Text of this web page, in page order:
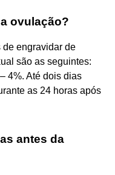
ovulação?
de engravidar de
são as seguintes:
4%. Até dois dias
as 24 horas após
antes da